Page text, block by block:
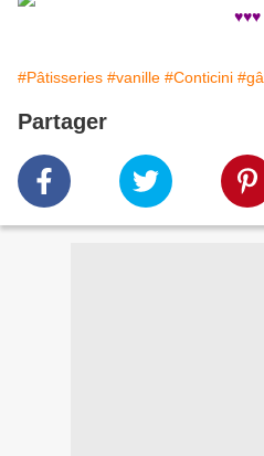
♥♥♥
#Pâtisseries #vanille #Conticini
Partager